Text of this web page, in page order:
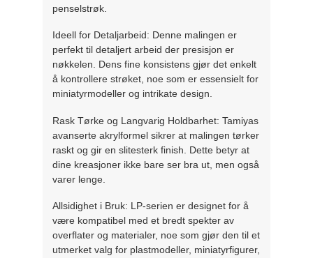
penselstrøk.
Ideell for Detaljarbeid: Denne malingen er
perfekt til detaljert arbeid der presisjon er
nøkkelen. Dens fine konsistens gjør det enkelt
å kontrollere strøket, noe som er essensielt for
miniatyrmodeller og intrikate design.
Rask Tørke og Langvarig Holdbarhet: Tamiyas
avanserte akrylformel sikrer at malingen tørker
raskt og gir en slitesterk finish. Dette betyr at
dine kreasjoner ikke bare ser bra ut, men også
varer lenge.
Allsidighet i Bruk: LP-serien er designet for å
være kompatibel med et bredt spekter av
overflater og materialer, noe som gjør den til et
utmerket valg for plastmodeller, miniatyrfigurer,